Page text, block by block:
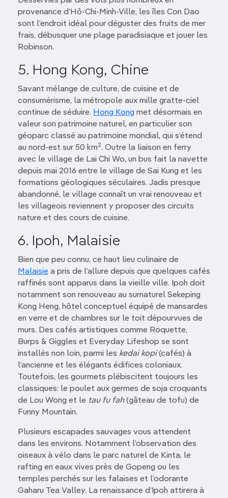
provenance d’Hô-Chi-Minh-Ville, les îles Con Dao
sont l’endroit idéal pour déguster des fruits de mer
frais, débusquer une plage paradisiaque et jouer les
Robinson.
5. Hong Kong, Chine
Savant mélange de culture, de cuisine et de
consumérisme, la métropole aux mille gratte-ciel
continue de séduire. Hong Kong met désormais en
valeur son patrimoine naturel, en particulier son
géoparc classé au patrimoine mondial, qui s’étend
au nord-est sur 50 km2. Outre la liaison en ferry
avec le village de Lai Chi Wo, un bus fait la navette
depuis mai 2016 entre le village de Sai Kung et les
formations géologiques séculaires. Jadis presque
abandonné, le village connaît un vrai renouveau et
les villageois reviennent y proposer des circuits
nature et des cours de cuisine.
6. Ipoh, Malaisie
Bien que peu connu, ce haut lieu culinaire de
Malaisie a pris de l’allure depuis que quelques cafés
raffinés sont apparus dans la vieille ville. Ipoh doit
notamment son renouveau au surnaturel Sekeping
Kong Heng, hôtel conceptuel équipé de mansardes
en verre et de chambres sur le toit dépourvues de
murs. Des cafés artistiques comme Roquette,
Burps & Giggles et Everyday Lifeshop se sont
installés non loin, parmi les kedai kopi(cafés) à
l’ancienne et les élégants édifices coloniaux.
Toutefois, les gourmets plébiscitent toujours les
classiques: le poulet aux germes de soja croquants
de Lou Wong et le tau fu fah(gâteau de tofu) de
Funny Mountain.
Plusieurs escapades sauvages vous attendent
dans les environs. Notamment l’observation des
oiseaux à vélo dans le parc naturel de Kinta, le
rafting en eaux vives près de Gopeng ou les
temples perchés sur les falaises et l’odorante
Gaharu Tea Valley. La renaissance d’Ipoh attirera à